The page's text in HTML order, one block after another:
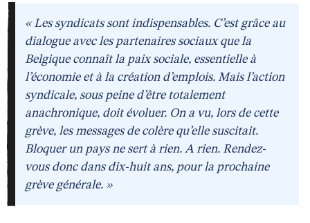
« Les syndicats sont indispensables. C’est grâce au
dialogue avec les partenaires sociaux que la
Belgique connaît la paix sociale, essentielle à
l’économie et à la création d’emplois. Mais l’action
syndicale, sous peine d’être totalement
anachronique, doit évoluer. On a vu, lors de cette
grève, les messages de colère qu’elle suscitait.
Bloquer un pays ne sert à rien. A rien. Rendez-
vous donc dans dix-huit ans, pour la prochaine
grève générale. »